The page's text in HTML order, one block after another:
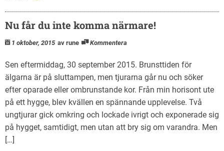
Nu får du inte komma närmare!
1 oktober, 2015 av rune Kommentera
Sen eftermiddag, 30 september 2015. Brunsttiden för
älgarna är på sluttampen, men tjurarna går nu och söker
efter oparade eller ombrunstande kor. Från min horisont ute
på ett hygge, blev kvällen en spännande upplevelse. Två
ungtjurar gick omkring och lockade ivrigt och exponerade sig
på hygget, samtidigt, men utan att bry sig om varandra. Men
[…]